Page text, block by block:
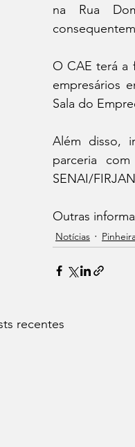
na Rua
O CAE terá a
empresários
Sala do
Além disso,
parceria
SENAI/
Outras
Notícias
recentes